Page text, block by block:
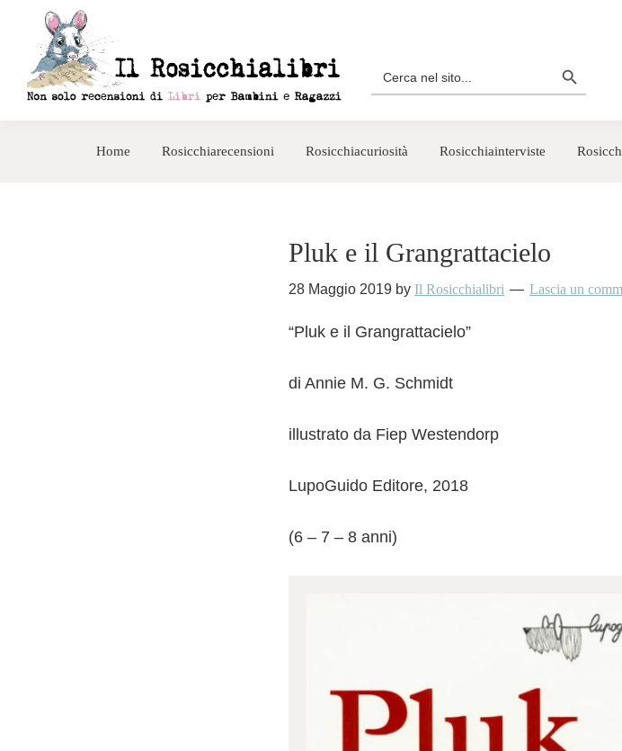
navigazione
primaria
contenuto
principale
Search
for:
Home Rosicchiarecensioni Rosicchiacuriosità Rosicchiainterviste
Pluk e il Grangrattacielo
28 Maggio 2019 by Il Rosicchialibri Lascia un
“Pluk e il Grangrattacielo”
di Annie M. G. Schmidt
illustrato da Fiep Westendorp
LupoGuido Editore, 2018
(6 – 7 – 8 anni)